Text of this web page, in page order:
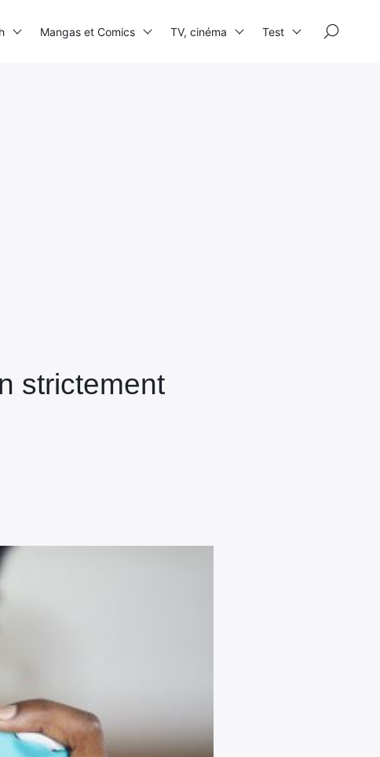
strictement
Mangas et Comics TV, cinéma Test